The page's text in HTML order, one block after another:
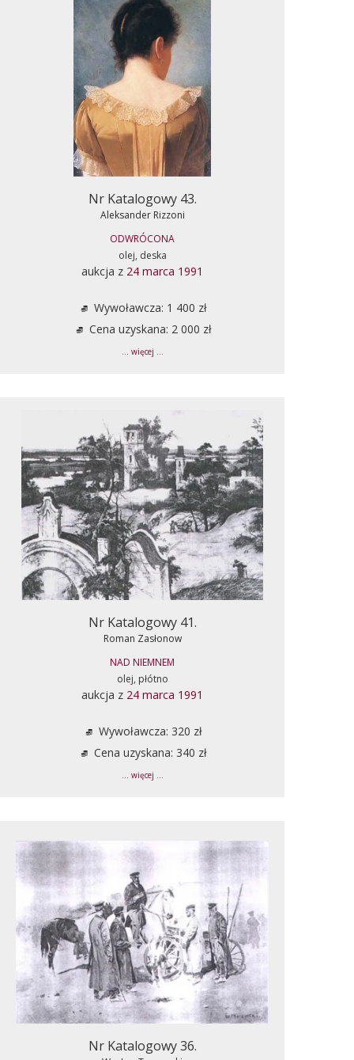
Nr Katalogowy 43.
Aleksander Rizzoni
ODWRÓCONA
olej, deska
aukcja z 24 marca 1991
Wywoławcza: 1 400 zł
Cena uzyskana: 2 000 zł
... więcej ...
Nr Katalogowy 41.
Roman Zasłonow
NAD NIEMNEM
olej, płótno
aukcja z 24 marca 1991
Wywoławcza: 320 zł
Cena uzyskana: 340 zł
... więcej ...
Nr Katalogowy 36.